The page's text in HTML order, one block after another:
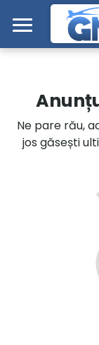
Mergi direct la
Motociclete
Alte tipuri
Ne pare rău,
jos găsești